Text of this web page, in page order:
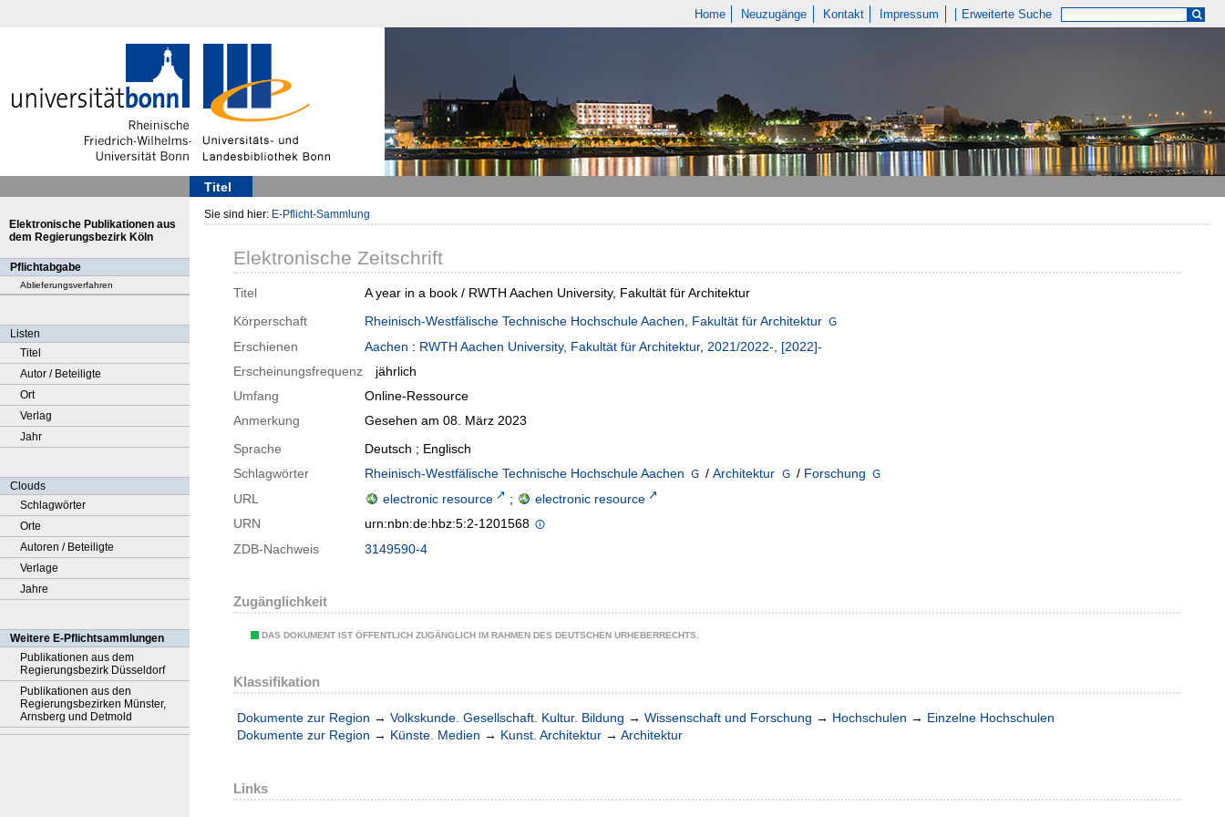
Home Neuzugänge Kontakt Impressum Erweiterte Suche
Titel
Elektronische Publikationen aus
dem Regierungsbezirk Köln
Pflichtabgabe
Ablieferungsverfahren
Listen
Titel
Autor / Beteiligte
Ort
Verlag
Jahr
Clouds
Schlagwörter
Orte
Autoren / Beteiligte
Verlage
Jahre
Weitere E-Pflichtsammlungen
Publikationen aus dem
Regierungsbezirk Düsseldorf
Publikationen aus den
Regierungsbezirken Münster,
Arnsberg und Detmold
Sie sind hier: E-Pflicht-Sammlung
Elektronische Zeitschrift
Titel
A year in a book / RWTH Aachen University, Fakultät für Architektur
Körperschaft
Rheinisch-Westfälische Technische Hochschule Aachen, Fakultät für Architektur
Erschienen
Aachen : RWTH Aachen University, Fakultät für Architektur, 2021/2022-, [2022]-
Erscheinungsfrequenz
jährlich
Umfang
Online-Ressource
Anmerkung
Gesehen am 08. März 2023
Sprache
Deutsch ; Englisch
Schlagwörter
Rheinisch-Westfälische Technische Hochschule Aachen / Architektur / Forschung
URL
electronic resource ;
electronic resource
URN
urn:nbn:de:hbz:5:2-1201568
ZDB-Nachweis
3149590-4
Zugänglichkeit
DAS DOKUMENT IST ÖFFENTLICH ZUGÄNGLICH IM RAHMEN DES DEUTSCHEN URHEBERRECHTS.
Klassifikation
Dokumente zur Region → Volkskunde. Gesellschaft. Kultur. Bildung → Wissenschaft und Forschung → Hochschulen → Einzelne Hochschulen
Dokumente zur Region → Künste. Medien → Kunst. Architektur → Architektur
Links